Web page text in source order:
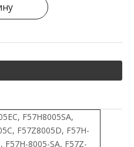
F57H8005SA,
F57Z8005D, F57H-
F57H-8005-SA, F57Z-